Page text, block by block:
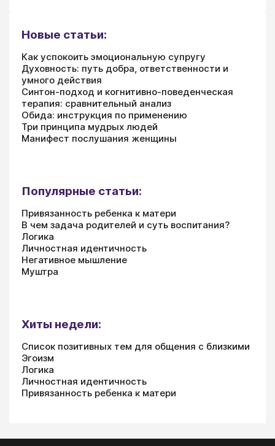
Новые статьи:
Как успокоить эмоциональную супругу
Духовность: путь добра, ответственности и
умного действия
Синтон-подход и когнитивно-поведенческая
терапия: сравнительный анализ
Обида: инструкция по применению
Три принципа мудрых людей
Манифест послушания женщины
Популярные статьи:
Привязанность ребенка к матери
В чем задача родителей и суть воспитания?
Логика
Личностная идентичность
Негативное мышление
Муштра
Хиты недели:
Список позитивных тем для общения с близкими
Эгоизм
Логика
Личностная идентичность
Привязанность ребенка к матери